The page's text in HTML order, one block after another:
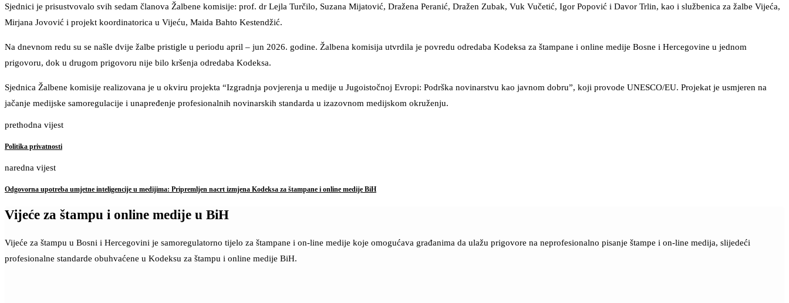
Sjednici je prisustvovalo svih sedam članova Žalbene komisije: prof. dr Lejla Turčilo, Suzana Mijatović, Dražena Peranić, Dražen Zubak, Vuk Vučetić, Igor Popović i Davor Trlin, kao i službenica za žalbe Vijeća,
Mirjana Jovović i projekt koordinatorica u Vijeću, Maida Bahto Kestendžić.
Na dnevnom redu su se našle dvije žalbe pristigle u periodu april – jun 2026. godine. Žalbena komisija utvrdila je povredu odredaba Kodeksa za štampane i online medije Bosne i Hercegovine u jednom
prigovoru, dok u drugom prigovoru nije bilo kršenja odredaba Kodeksa.
Sjednica Žalbene komisije realizovana je u okviru projekta “Izgradnja povjerenja u medije u Jugoistočnoj Evropi: Podrška novinarstvu kao javnom dobru”, koji provode UNESCO/EU. Projekat je usmjeren na
jačanje medijske samoregulacije i unapređenje profesionalnih novinarskih standarda u izazovnom medijskom okruženju.
prethodna vijest
Politika privatnosti
naredna vijest
Odgovorna upotreba umjetne inteligencije u medijima: Pripremljen nacrt izmjena Kodeksa za štampane i online medije BiH
Vijeće za štampu i online medije u BiH
Vijeće za štampu u Bosni i Hercegovini je samoregulatorno tijelo za štampane i on-line medije koje omogućava građanima da ulažu prigovore na neprofesionalno pisanje štampe i on-line medija, slijedeći
profesionalne standarde obuhvaćene u Kodeksu za štampu i online medije BiH.